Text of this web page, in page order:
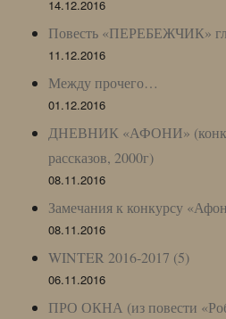
14.12.2016
Повесть «ПЕРЕБЕЖЧИК»
11.12.2016
Между прочего…
01.12.2016
ДНЕВНИК «АФОНИ»
рассказов, 2000г)
08.11.2016
Замечания к конкурсу
08.11.2016
WINTER 2016-2017 (5)
06.11.2016
ПРО ОКНА (из повести